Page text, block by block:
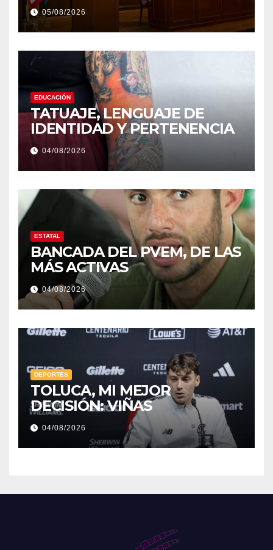
05/08/2026
EDUCACIÓN
TATUAJE, LENGUAJE DE
IDENTIDAD Y PERTENENCIA
04/08/2026
ESTATAL
BANCADA DEL PVEM, DE LAS
MÁS ACTIVAS
04/08/2026
DEPORTES
TOLUCA, MI MEJOR
DECISIÓN: VIÑAS
04/08/2026